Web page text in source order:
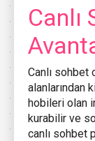
Canlı
Canlı sohbet
alanlarından
hobileri olan
kurabilir ve
canlı sohbet